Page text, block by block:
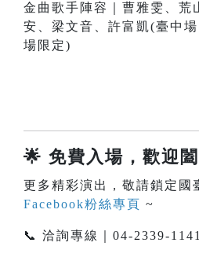
金曲歌手陣容｜曹雅雯、荒
安、梁文音、許富凱(臺中
場限定)
🌟 免費入場，歡迎
更多精彩演出，敬請鎖定國
Facebook粉絲專頁 ~
📞 洽詢專線｜04-2339-